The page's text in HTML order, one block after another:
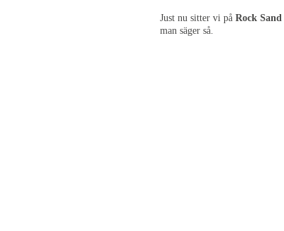
Just nu sitter vi på Rock Sand
man säger så.